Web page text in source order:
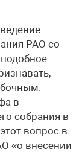
РАО со
в
собрания в
вопрос в
«о внесении